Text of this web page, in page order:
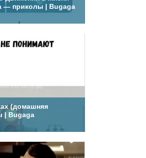
— приколы | Bugaga
(домашняя
| Bugaga